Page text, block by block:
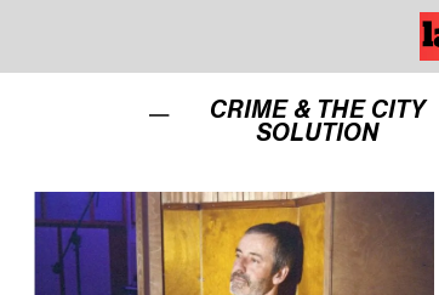
CRIME & THE CITY
SOLUTION